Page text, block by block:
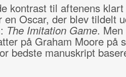
kontrast til aftenens klart
Oscar, der blev tildelt
The Imitation Game. Men
på Graham Moore på
bedste manuskript